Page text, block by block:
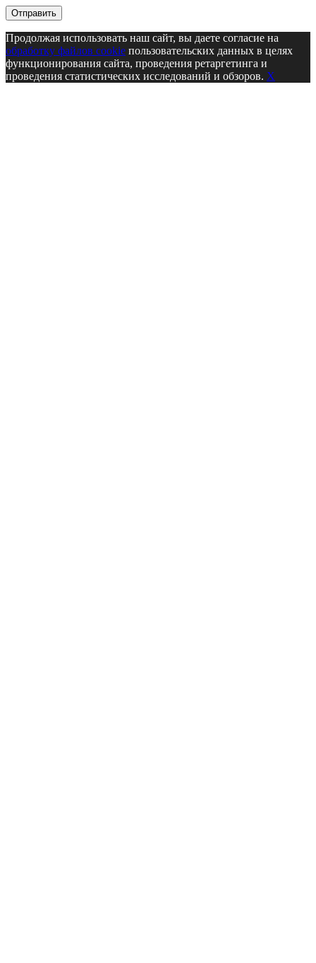
Продолжая использовать наш сайт, вы даете согласие на
обработку файлов cookie пользовательских данных в целях
функционирования сайта, проведения ретаргетинга и
проведения статистических исследований и обзоров. X